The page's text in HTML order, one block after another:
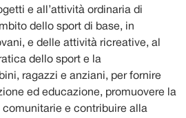
e all’attività ordinaria di
dello sport di base, in
e delle attività ricreative, al
dello sport e la
ragazzi e anziani, per fornire
ed educazione, promuovere la
e contribuire alla